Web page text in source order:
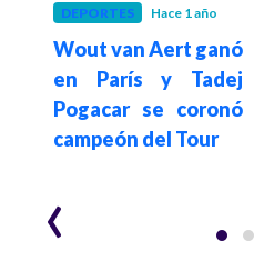
DEPORTES Hace 1 año
Wout van Aert ganó
en París y Tadej
Pogacar se coronó
campeón del Tour
‹